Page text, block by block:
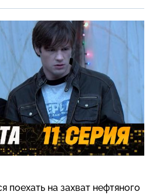
поехать на захват нефтяного